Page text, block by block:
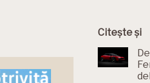
Citește și